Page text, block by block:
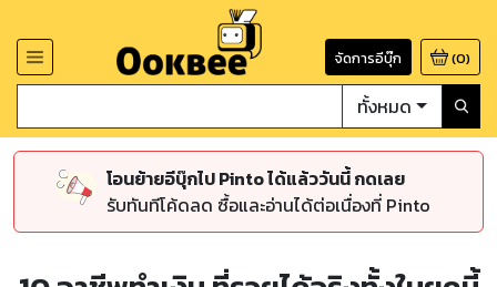
จัดการอีบุ๊ก (0)
ทั้งหมด
โอนย้ายอีบุ๊กไป Pinto ได้แล้ววันนี้ กดเลย
รับทันทีโค้ดลด ซื้อและอ่านได้ต่อเนื่องที่ Pinto